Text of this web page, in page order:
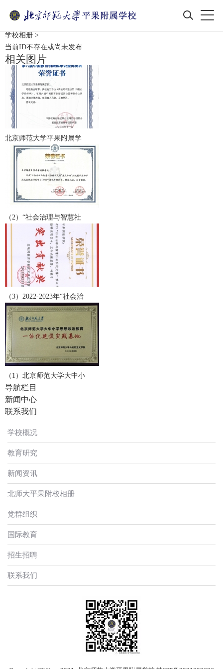
学校相册 >
当前ID不存在或尚未发布
相关图片
北京师范大学平果附属学
（2）“社会治理与智慧社
（3）2022-2023年“社会治
（1）北京师范大学大中小
导航栏目
新闻中心
联系我们
学校概况
教育研究
新闻资讯
北师大平果附校相册
党群组织
国际教育
招生招聘
联系我们